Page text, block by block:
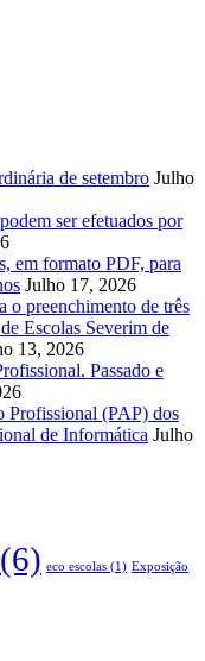
de setembro Julho
ser efetuados por
em formato PDF, para
Julho 17, 2026
o preenchimento de três
Escolas Severim de
13, 2026
Passado e
Profissional (PAP) dos
de Informática Julho
(6) eco escolas (1) Exposição